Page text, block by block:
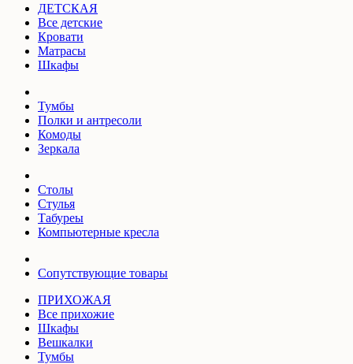
ДЕТСКАЯ
Все детские
Кровати
Матрасы
Шкафы
Тумбы
Полки и антресоли
Комоды
Зеркала
Столы
Стулья
Табуреы
Компьютерные кресла
Сопутствующие товары
ПРИХОЖАЯ
Все прихожие
Шкафы
Вешкалки
Тумбы